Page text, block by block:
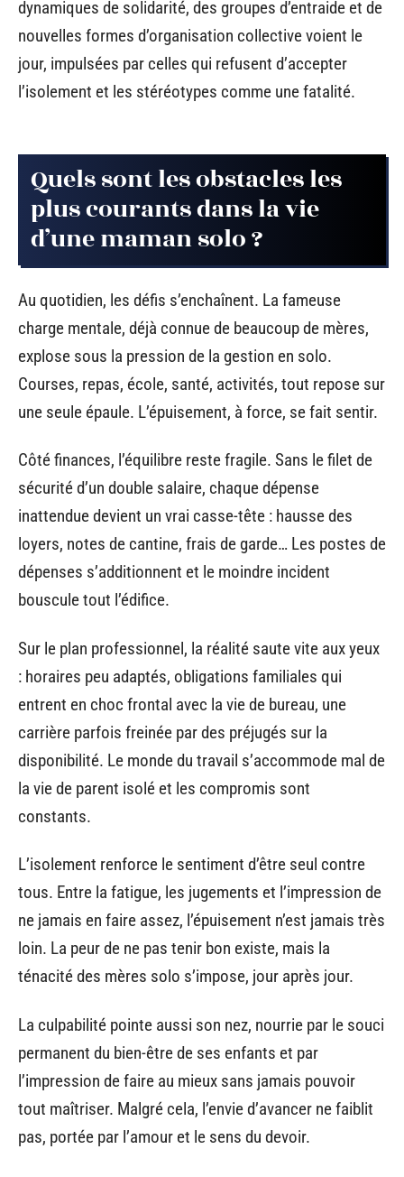
dynamiques de solidarité, des groupes d’entraide et de
nouvelles formes d’organisation collective voient le
jour, impulsées par celles qui refusent d’accepter
l’isolement et les stéréotypes comme une fatalité.
Quels sont les obstacles les
plus courants dans la vie
d’une maman solo ?
Au quotidien, les défis s’enchaînent. La fameuse
charge mentale, déjà connue de beaucoup de mères,
explose sous la pression de la gestion en solo.
Courses, repas, école, santé, activités, tout repose sur
une seule épaule. L’épuisement, à force, se fait sentir.
Côté finances, l’équilibre reste fragile. Sans le filet de
sécurité d’un double salaire, chaque dépense
inattendue devient un vrai casse-tête : hausse des
loyers, notes de cantine, frais de garde… Les postes de
dépenses s’additionnent et le moindre incident
bouscule tout l’édifice.
Sur le plan professionnel, la réalité saute vite aux yeux
: horaires peu adaptés, obligations familiales qui
entrent en choc frontal avec la vie de bureau, une
carrière parfois freinée par des préjugés sur la
disponibilité. Le monde du travail s’accommode mal de
la vie de parent isolé et les compromis sont
constants.
L’isolement renforce le sentiment d’être seul contre
tous. Entre la fatigue, les jugements et l’impression de
ne jamais en faire assez, l’épuisement n’est jamais très
loin. La peur de ne pas tenir bon existe, mais la
ténacité des mères solo s’impose, jour après jour.
La culpabilité pointe aussi son nez, nourrie par le souci
permanent du bien-être de ses enfants et par
l’impression de faire au mieux sans jamais pouvoir
tout maîtriser. Malgré cela, l’envie d’avancer ne faiblit
pas, portée par l’amour et le sens du devoir.